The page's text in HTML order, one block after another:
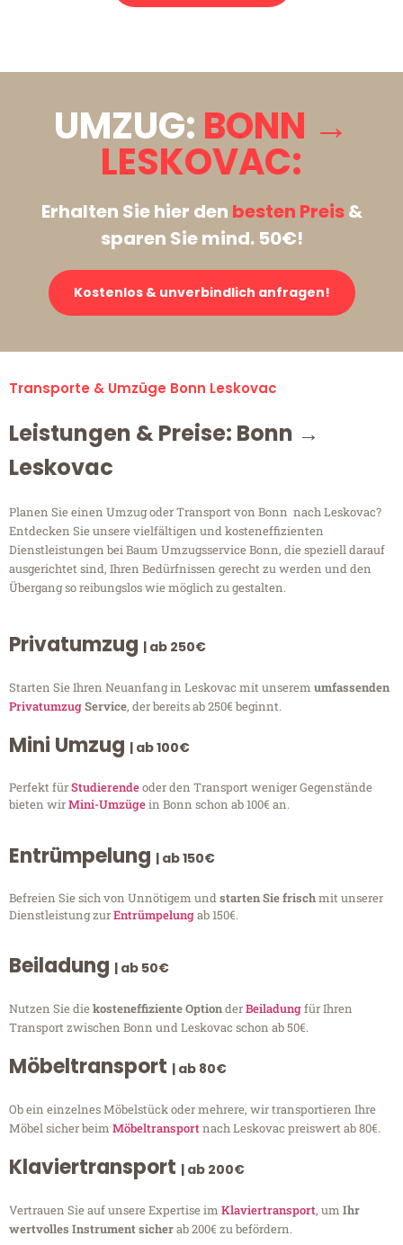
UMZUG: BONN →
LESKOVAC:
Erhalten Sie hier den besten Preis&
sparen Sie mind. 50€!
Kostenlos & unverbindlich anfragen!
Transporte & Umzüge Bonn Leskovac
Leistungen & Preise: Bonn →
Leskovac
Planen Sie einen Umzug oder Transport von Bonn nach Leskovac?
Entdecken Sie unsere vielfältigen und kosteneffizienten
Dienstleistungen bei Baum Umzugsservice Bonn, die speziell darauf
ausgerichtet sind, Ihren Bedürfnissen gerecht zu werden und den
Übergang so reibungslos wie möglich zu gestalten.
Privatumzug | ab 250€
Starten Sie Ihren Neuanfang in Leskovac mit unserem umfassenden
PrivatumzugService, der bereits ab 250€ beginnt.
Mini Umzug | ab 100€
Perfekt fürStudierendeoder den Transport weniger Gegenstände
bieten wirMini-Umzügein Bonn schon ab 100€ an.
Entrümpelung | ab 150€
Befreien Sie sich von Unnötigem undstarten Sie frischmit unserer
Dienstleistung zurEntrümpelungab 150€.
Beiladung | ab 50€
Nutzen Sie diekosteneffiziente OptionderBeiladungfür Ihren
Transport zwischen Bonn und Leskovac schon ab 50€.
Möbeltransport | ab 80€
Ob ein einzelnes Möbelstück oder mehrere, wir transportieren Ihre
Möbel sicher beim Möbeltransportnach Leskovac preiswert ab 80€.
Klaviertransport | ab 200€
Vertrauen Sie auf unsere Expertise im Klaviertransport, um Ihr
wertvolles Instrument sicherab 200€ zu befördern.